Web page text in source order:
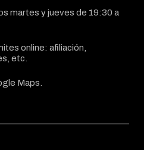
martes y jueves de 19:30 a
online: afiliación,
etc.
Maps.